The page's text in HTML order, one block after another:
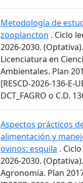
Metodología de
zooplancton . Ciclo
2026-2030. (Optativa).
Licenciatura en
Ambientales. Plan
[RESCD-2026-136-E-
DCT_FAGRO o C.D.
Aspectos prácticos
alimentación y
ovinos: esquila .
2026-2030. (Optativa).
Agronomía. Plan